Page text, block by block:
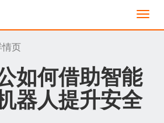
切
换
情页
如何借助智能
器人提升安全